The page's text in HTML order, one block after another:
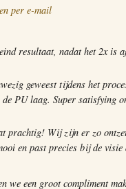
per e-mail
resultaat, nadat het 2x is
geweest tijdens het
de PU laag. Super satisfying
prachtig! Wij zijn er zo
en past precies bij de visie
we een groot compliment